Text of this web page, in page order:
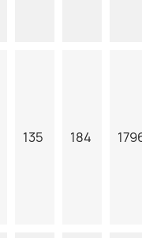
135 184